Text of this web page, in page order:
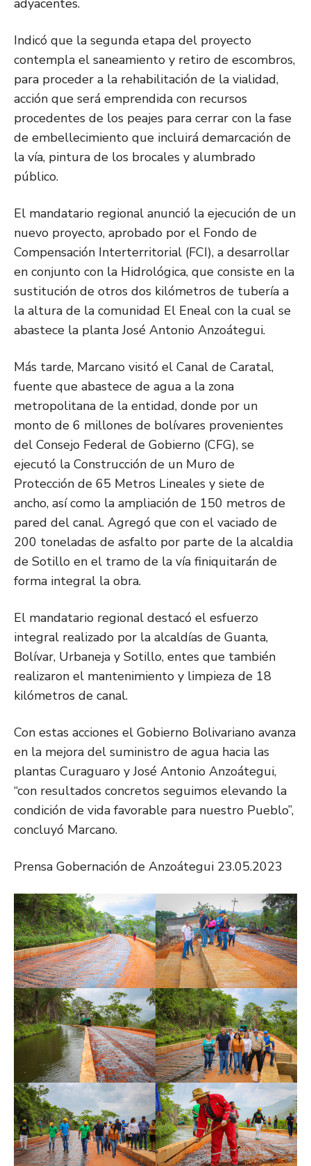
adyacentes.
Indicó que la segunda etapa del proyecto
contempla el saneamiento y retiro de escombros,
para proceder a la rehabilitación de la vialidad,
acción que será emprendida con recursos
procedentes de los peajes para cerrar con la fase
de embellecimiento que incluirá demarcación de
la vía, pintura de los brocales y alumbrado
público.
El mandatario regional anunció la ejecución de un
nuevo proyecto, aprobado por el Fondo de
Compensación Interterritorial (FCI), a desarrollar
en conjunto con la Hidrológica, que consiste en la
sustitución de otros dos kilómetros de tubería a
la altura de la comunidad El Eneal con la cual se
abastece la planta José Antonio Anzoátegui.
Más tarde, Marcano visitó el Canal de Caratal,
fuente que abastece de agua a la zona
metropolitana de la entidad, donde por un
monto de 6 millones de bolívares provenientes
del Consejo Federal de Gobierno (CFG), se
ejecutó la Construcción de un Muro de
Protección de 65 Metros Lineales y siete de
ancho, así como la ampliación de 150 metros de
pared del canal. Agregó que con el vaciado de
200 toneladas de asfalto por parte de la alcaldia
de Sotillo en el tramo de la vía finiquitarán de
forma integral la obra.
El mandatario regional destacó el esfuerzo
integral realizado por la alcaldías de Guanta,
Bolívar, Urbaneja y Sotillo, entes que también
realizaron el mantenimiento y limpieza de 18
kilómetros de canal.
Con estas acciones el Gobierno Bolivariano avanza
en la mejora del suministro de agua hacia las
plantas Curaguaro y José Antonio Anzoátegui,
“con resultados concretos seguimos elevando la
condición de vida favorable para nuestro Pueblo”,
concluyó Marcano.
Prensa Gobernación de Anzoátegui 23.05.2023